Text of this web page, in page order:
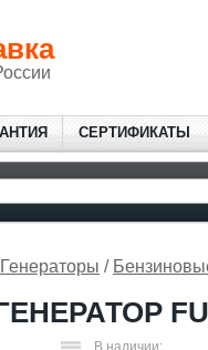
СЕРТИФИКАТЫ
Генераторы /
В наличии: